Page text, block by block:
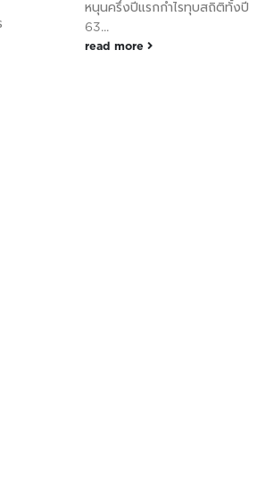
หนุนครึ่งปีแรกกำไรทุบสถิติทั้งปี
63...
read more